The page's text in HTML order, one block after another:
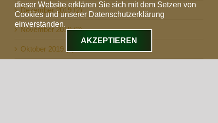
Dezember 2019 (2)
November 2019 (2)
Oktober 2019 (5)
dieser Website erklären Sie sich mit dem Setzen von
Cookies und unserer Datenschutzerklärung
einverstanden.
AKZEPTIEREN